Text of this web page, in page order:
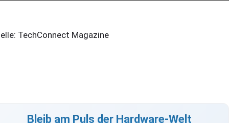
TechConnect Magazine
Bleib am Puls der Hardware-Welt